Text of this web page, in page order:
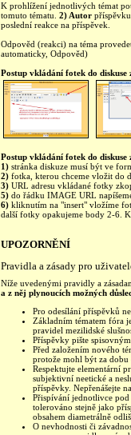
K prohlížení jednotlivých témat
tomuto tématu. 2) Autor
poslední reakce na příspěvek.
Odpověd (reakci) na téma
automaticky, Odpověd)
Postup vkládání fotek do diskuse
Postup vkládání fotek do
1) stránka diskuze musí být ve
2) fotka, kterou chceme vložit do
3) URL adresu vkládané fotky
5) do řádku IMAGE URL
6) kliknutím na "insert" vložíme
další fotky opakujeme body 2-6.
UPOZORNĚNÍ
Pravidla a zásady pro
Níže uvedenými pravidly a
a z něj plynoucích možných
Pro odesílání příspěvků
Základním tématem fóra
pravidel mezilidské
Příspěvky pište
Před založením nového
protože mohl být za dobu
Respektujte elementární
subjektivní neetické a
příspěvky. Nepřenášejte
Přispívání jednotlivce
tolerováno stejně jako
obsahem diametrálně
O nevhodnosti či